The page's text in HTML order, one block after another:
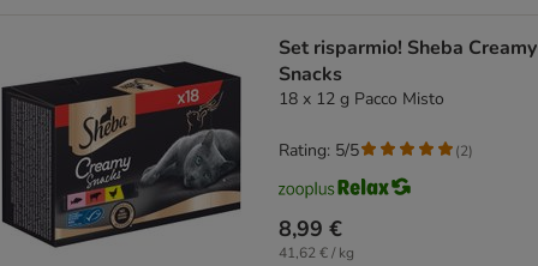
Set risparmio! Sheba Creamy
Snacks
18 x 12 g Pacco Misto
8,99 €
41,62 € / kg
Rating: 5/5 (2)